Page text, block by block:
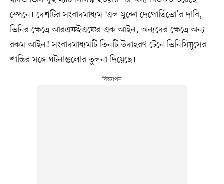
স্পেনে। দেশটির সংবাদমাধ্যম ‘এল মুন্দো দেপোর্তিভো’র দাবি,
ভিনির ক্ষেত্রে আরএফইএফের এক আইন, অন্যদের ক্ষেত্রে অন্য
রকম আইন! সংবাদমাধ্যমটি তিনটি উদাহরণ টেনে ভিনিসিয়ুসের
শাস্তির সঙ্গে ঘটনাগুলোর তুলনা দিয়েছে।